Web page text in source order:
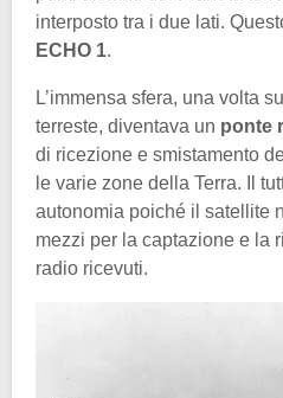
interposto tra i due lati.
ECHO 1.
L’immensa sfera, una volta
terreste, diventava un ponte
di ricezione e smistamento
le varie zone della Terra. Il
autonomia poiché il satellite
mezzi per la captazione e la
radio ricevuti.